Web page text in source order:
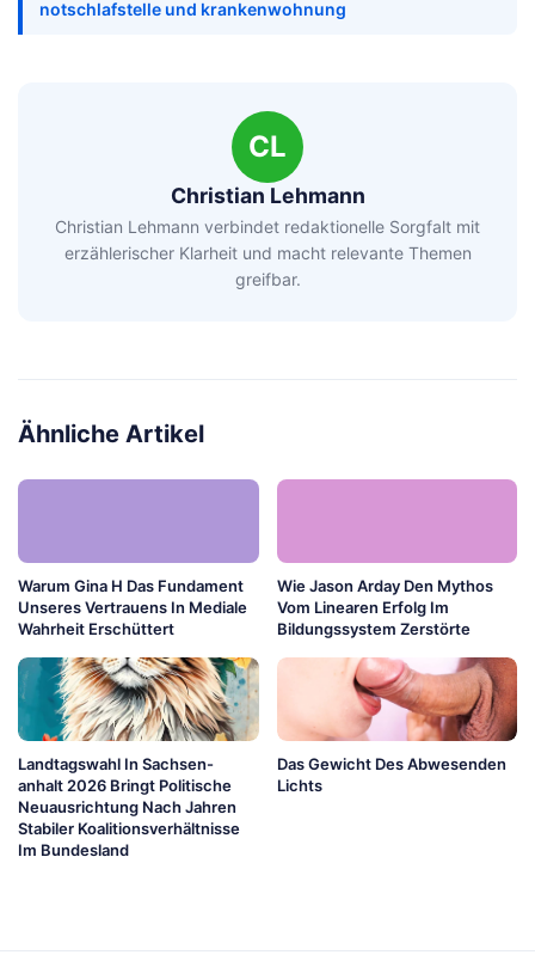
notschlafstelle und krankenwohnung
CL
Christian Lehmann
Christian Lehmann verbindet redaktionelle Sorgfalt mit
erzählerischer Klarheit und macht relevante Themen
greifbar.
Ähnliche Artikel
Warum Gina H Das Fundament
Unseres Vertrauens In Mediale
Wahrheit Erschüttert
Wie Jason Arday Den Mythos
Vom Linearen Erfolg Im
Bildungssystem Zerstörte
Landtagswahl In Sachsen-
anhalt 2026 Bringt Politische
Neuausrichtung Nach Jahren
Stabiler Koalitionsverhältnisse
Im Bundesland
Das Gewicht Des Abwesenden
Lichts